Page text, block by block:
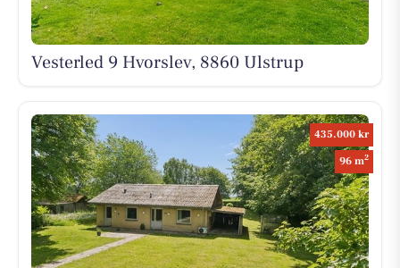
Vesterled 9 Hvorslev, 8860 Ulstrup
435.000 kr
96 m2